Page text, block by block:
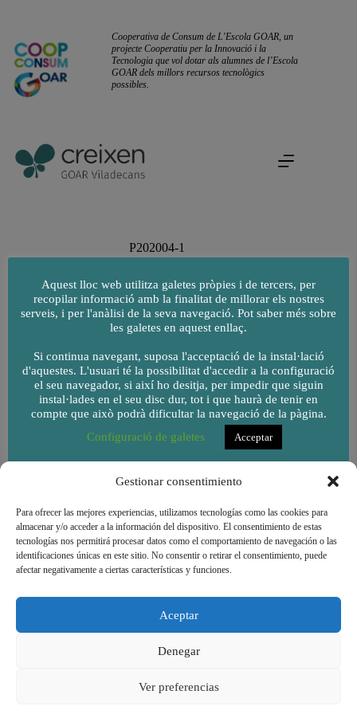
Gestionar consentimiento
Para ofrecer las mejores experiencias, utilizamos tecnologías como las cookies para
almacenar y/o acceder a la información del dispositivo. El consentimiento de estas
tecnologías nos permitirá procesar datos como el comportamiento de navegación o las
identificaciones únicas en este sitio. No consentir o retirar el consentimiento, puede
afectar negativamente a ciertas características y funciones.
Aceptar
Denegar
Ver preferencias
Cooperativa de Consum de L'Escola GOAR, un
projecte Cooperatiu per la Innovació i la
Tecnologia que vol dotar als alumnes de l’Escola
GOAR dels millors recursos tecnològics
possibles.
P202004-1
Cooperativa de consum de l'Escola Goar - Copyright
Aquest lloc web utilitza galetes pròpies i de tercers, per
recopilar informació amb la finalitat de millorar els nostres
serveis, i per l'anàlisi de la seva navegació. Pot saber més sobre
les galetes en aquest enllaç.
Si continua navegant, suposa l'acceptació de la instal·lació
d'aquestes. L'usuari té la possibilitat d'accedir a la configuració
el seu navegador, si així ho desitja, per impedir que siguin
instal·lades en el seu disc dur, tot i que haurà de tenir en
compte que això podrà dificultar la navegació de la pàgina.
Configuració de galetes
Acceptar